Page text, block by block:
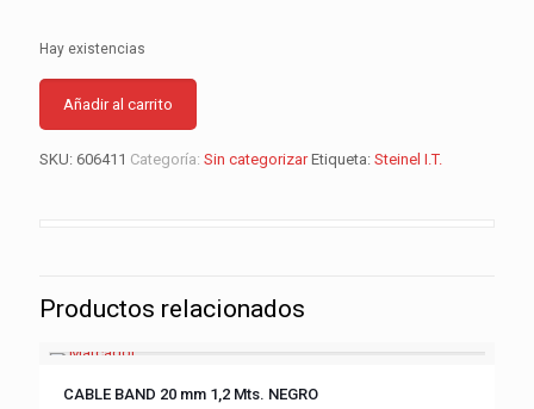
Hay existencias
Añadir al carrito
SKU: 606411 Categoría: Sin categorizar Etiqueta: Steinel I.T.
Productos relacionados
CABLE BAND 20 mm 1,2 Mts. NEGRO